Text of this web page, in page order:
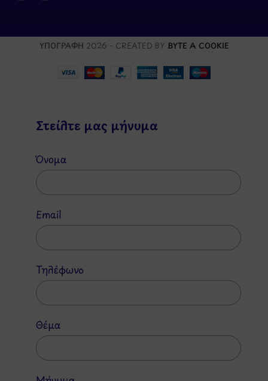
ΥΠΟΓΡΑΦΗ 2026 - CREATED BY BYTE A COOKIE
Στείλτε μας μήνυμα
Όνομα
Email
Τηλέφωνο
Θέμα